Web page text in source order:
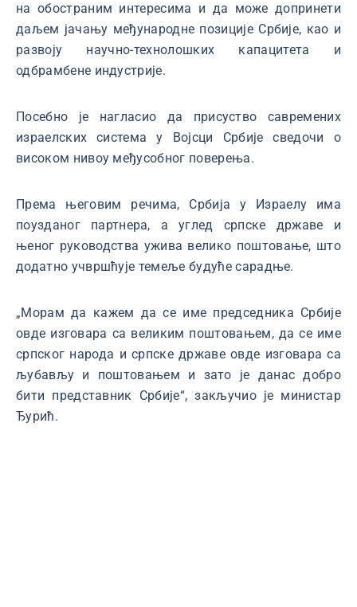
на обостраним интересима и да може допринети
даљем јачању међународне позиције Србије, као и
развоју научно-технолошких капацитета и
одбрамбене индустрије.
Посебно је нагласио да присуство савремених
израелских система у Војсци Србије сведочи о
високом нивоу међусобног поверења.
Према његовим речима, Србија у Израелу има
поузданог партнера, а углед српске државе и
њеног руководства ужива велико поштовање, што
додатно учвршћује темеље будуће сарадње.
„Морам да кажем да се име председника Србије
овде изговара са великим поштовањем, да се име
српског народа и српске државе овде изговара са
љубављу и поштовањем и зато је данас добро
бити представник Србије“, закључио је министар
Ђурић.